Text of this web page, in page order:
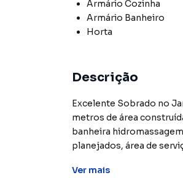
Armário Cozinha
Armário Banheiro
Horta
Descrição
Excelente Sobrado no
metros de área
banheira hidromassagem, sala para 2ambientes, 4 banheiros, lavabo, copa e cozinha com
planejados, área de serviços, área
menor valor
Ver mais